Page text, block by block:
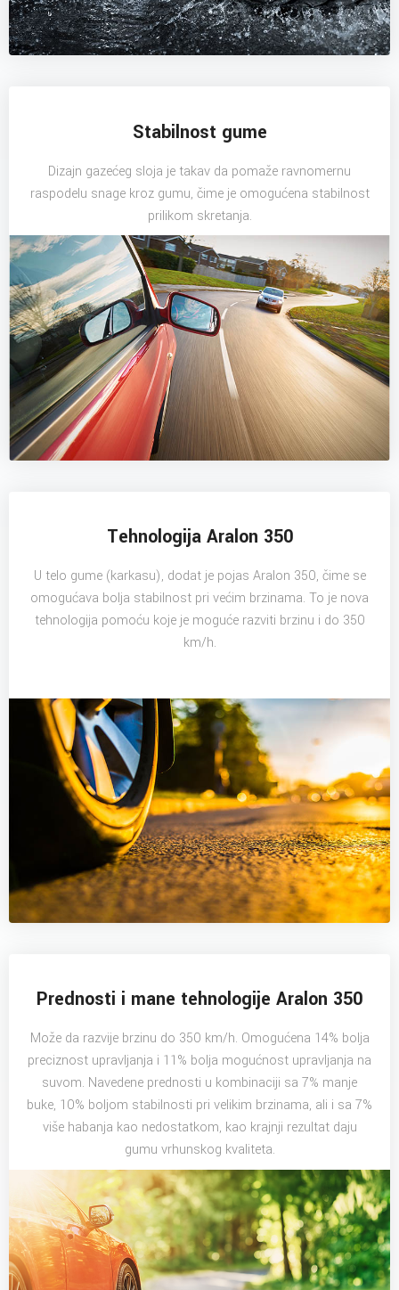
Stabilnost gume
Dizajn gazećeg sloja je takav da pomaže ravnomernu
raspodelu snage kroz gumu, čime je omogućena stabilnost
prilikom skretanja.
Tehnologija Aralon 350
U telo gume (karkasu), dodat je pojas Aralon 350, čime se
omogućava bolja stabilnost pri većim brzinama. To je nova
tehnologija pomoću koje je moguće razviti brzinu i do 350
km/h.
Prednosti i mane tehnologije Aralon 350
Može da razvije brzinu do 350 km/h. Omogućena 14% bolja
preciznost upravljanja i 11% bolja mogućnost upravljanja na
suvom. Navedene prednosti u kombinaciji sa 7% manje
buke, 10% boljom stabilnosti pri velikim brzinama, ali i sa 7%
više habanja kao nedostatkom, kao krajnji rezultat daju
gumu vrhunskog kvaliteta.